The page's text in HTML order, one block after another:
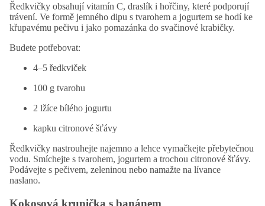
Ředkvičky obsahují vitamín C, draslík i hořčiny, které podporují
trávení. Ve formě jemného dipu s tvarohem a jogurtem se hodí ke
křupavému pečivu i jako pomazánka do svačinové krabičky.
Budete potřebovat:
4–5 ředkviček
100 g tvarohu
2 lžíce bílého jogurtu
kapku citronové šťávy
Ředkvičky nastrouhejte najemno a lehce vymačkejte přebytečnou
vodu. Smíchejte s tvarohem, jogurtem a trochou citronové šťávy.
Podávejte s pečivem, zeleninou nebo namažte na lívance
naslano.
Kokosová krupička s banánem